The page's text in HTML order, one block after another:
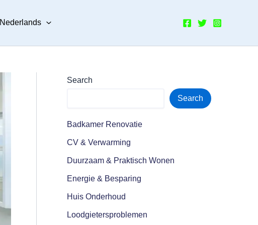
Nederlands
Search
Search
Badkamer Renovatie
CV & Verwarming
Duurzaam & Praktisch Wonen
Energie & Besparing
Huis Onderhoud
Loodgietersproblemen